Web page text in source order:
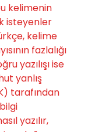
kelimenin
isteyenler
kelime
fazlalığı
yazılışı ise
yanlış
tarafından
yazılır,